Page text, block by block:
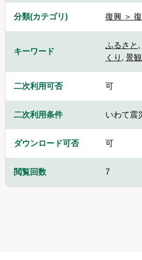
分類(カテゴリ) 復興 ＞
キーワード
ふるさと ,
くり , 景
二次利用可否 可
二次利用条件 いわて震
ダウンロード可否 可
閲覧回数 7